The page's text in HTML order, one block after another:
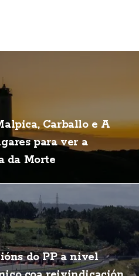
Carballo e A
para ver a
da Morte
do PP a nivel